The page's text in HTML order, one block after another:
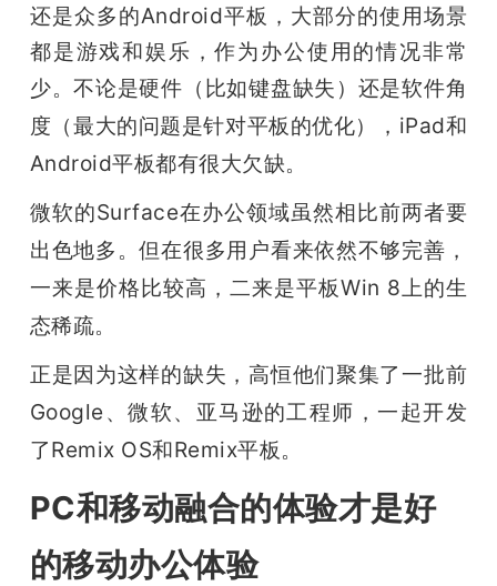
动
中
心
GAIR
专
爱
搞
机
还是众多的Android平板，大部分的使用场景
都是游戏和娱乐，作为办公使用的情况非常
少。不论是硬件（比如键盘缺失）还是软件角
度（最大的问题是针对平板的优化），iPad和
Android平板都有很大欠缺。
微软的Surface在办公领域虽然相比前两者要
出色地多。但在很多用户看来依然不够完善，
一来是价格比较高，二来是平板Win 8上的生
态稀疏。
正是因为这样的缺失，高恒他们聚集了一批前
Google、微软、亚马逊的工程师，一起开发
了Remix OS和Remix平板。
PC和移动融合的体验才是好
的移动办公体验